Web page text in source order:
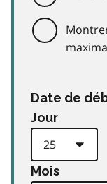
Date de
Jour
Mois